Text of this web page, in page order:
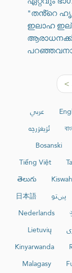
"തൻ്റെ
ഇലാഹ
ആരാധനക്ക്
<
عربي
ئۇيغۇرچە
Bosanski
Tiếng Việt
తెలుగు
日本語
پښتو
Nederlands
Lietuvių
Kinyarwanda
Malagasy